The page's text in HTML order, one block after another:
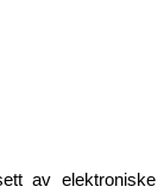
av elektroniske